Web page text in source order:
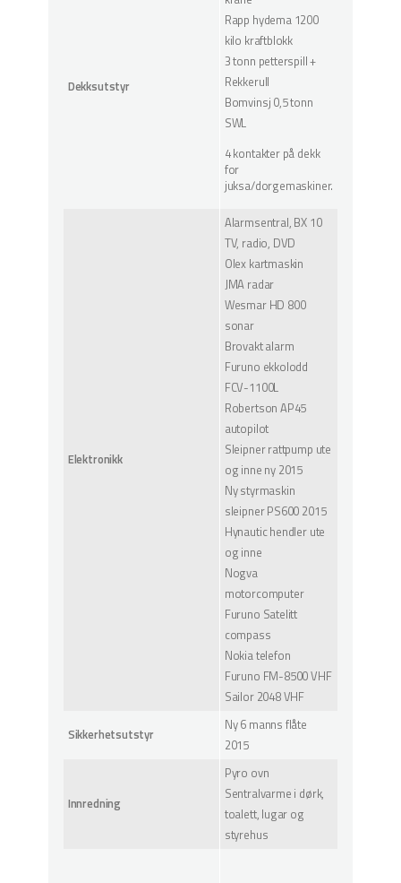
Dekksutstyr
Rapp hydema 1200
kilo kraftblokk
3 tonn petterspill +
Rekkerull
Bomvinsj 0,5 tonn
SWL
4 kontakter på dekk
for
juksa/dorgemaskiner.
Elektronikk
Alarmsentral, BX 10
TV, radio, DVD
Olex kartmaskin
JMA radar
Wesmar HD 800
sonar
Brovakt alarm
Furuno ekkolodd
FCV-1100L
Robertson AP45
autopilot
Sleipner rattpump ute
og inne ny 2015
Ny styrmaskin
sleipner PS600 2015
Hynautic hendler ute
og inne
Nogva
motorcomputer
Furuno Satelitt
compass
Nokia telefon
Furuno FM-8500 VHF
Sailor 2048 VHF
Sikkerhetsutstyr
Ny 6 manns flåte
2015
Innredning
Pyro ovn
Sentralvarme i dørk,
toalett, lugar og
styrehus